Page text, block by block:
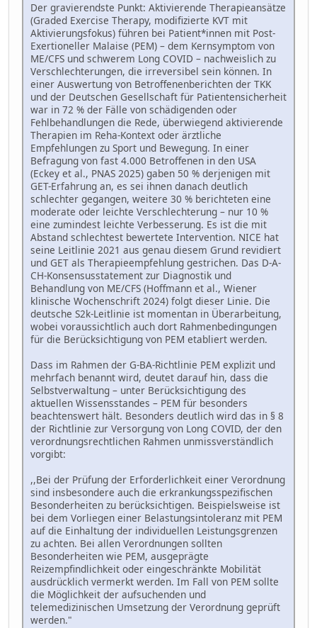
Der gravierendste Punkt: Aktivierende Therapieansätze
(Graded Exercise Therapy, modifizierte KVT mit
Aktivierungsfokus) führen bei Patient*innen mit Post-
Exertioneller Malaise (PEM) – dem Kernsymptom von
ME/CFS und schwerem Long COVID – nachweislich zu
Verschlechterungen, die irreversibel sein können. In
einer Auswertung von Betroffenenberichten der TKK
und der Deutschen Gesellschaft für Patientensicherheit
war in 72 % der Fälle von schädigenden oder
Fehlbehandlungen die Rede, überwiegend aktivierende
Therapien im Reha-Kontext oder ärztliche
Empfehlungen zu Sport und Bewegung. In einer
Befragung von fast 4.000 Betroffenen in den USA
(Eckey et al., PNAS 2025) gaben 50 % derjenigen mit
GET-Erfahrung an, es sei ihnen danach deutlich
schlechter gegangen, weitere 30 % berichteten eine
moderate oder leichte Verschlechterung – nur 10 %
eine zumindest leichte Verbesserung. Es ist die mit
Abstand schlechtest bewertete Intervention. NICE hat
seine Leitlinie 2021 aus genau diesem Grund revidiert
und GET als Therapieempfehlung gestrichen. Das D-A-
CH-Konsensusstatement zur Diagnostik und
Behandlung von ME/CFS (Hoffmann et al., Wiener
klinische Wochenschrift 2024) folgt dieser Linie. Die
deutsche S2k-Leitlinie ist momentan in Überarbeitung,
wobei voraussichtlich auch dort Rahmenbedingungen
für die Berücksichtigung von PEM etabliert werden.
Dass im Rahmen der G-BA-Richtlinie PEM explizit und
mehrfach benannt wird, deutet darauf hin, dass die
Selbstverwaltung – unter Berücksichtigung des
aktuellen Wissensstandes – PEM für besonders
beachtenswert hält. Besonders deutlich wird das in § 8
der Richtlinie zur Versorgung von Long COVID, der den
verordnungsrechtlichen Rahmen unmissverständlich
vorgibt:
,,Bei der Prüfung der Erforderlichkeit einer Verordnung
sind insbesondere auch die erkrankungsspezifischen
Besonderheiten zu berücksichtigen. Beispielsweise ist
bei dem Vorliegen einer Belastungsintoleranz mit PEM
auf die Einhaltung der individuellen Leistungsgrenzen
zu achten. Bei allen Verordnungen sollten
Besonderheiten wie PEM, ausgeprägte
Reizempfindlichkeit oder eingeschränkte Mobilität
ausdrücklich vermerkt werden. Im Fall von PEM sollte
die Möglichkeit der aufsuchenden und
telemedizinischen Umsetzung der Verordnung geprüft
werden."